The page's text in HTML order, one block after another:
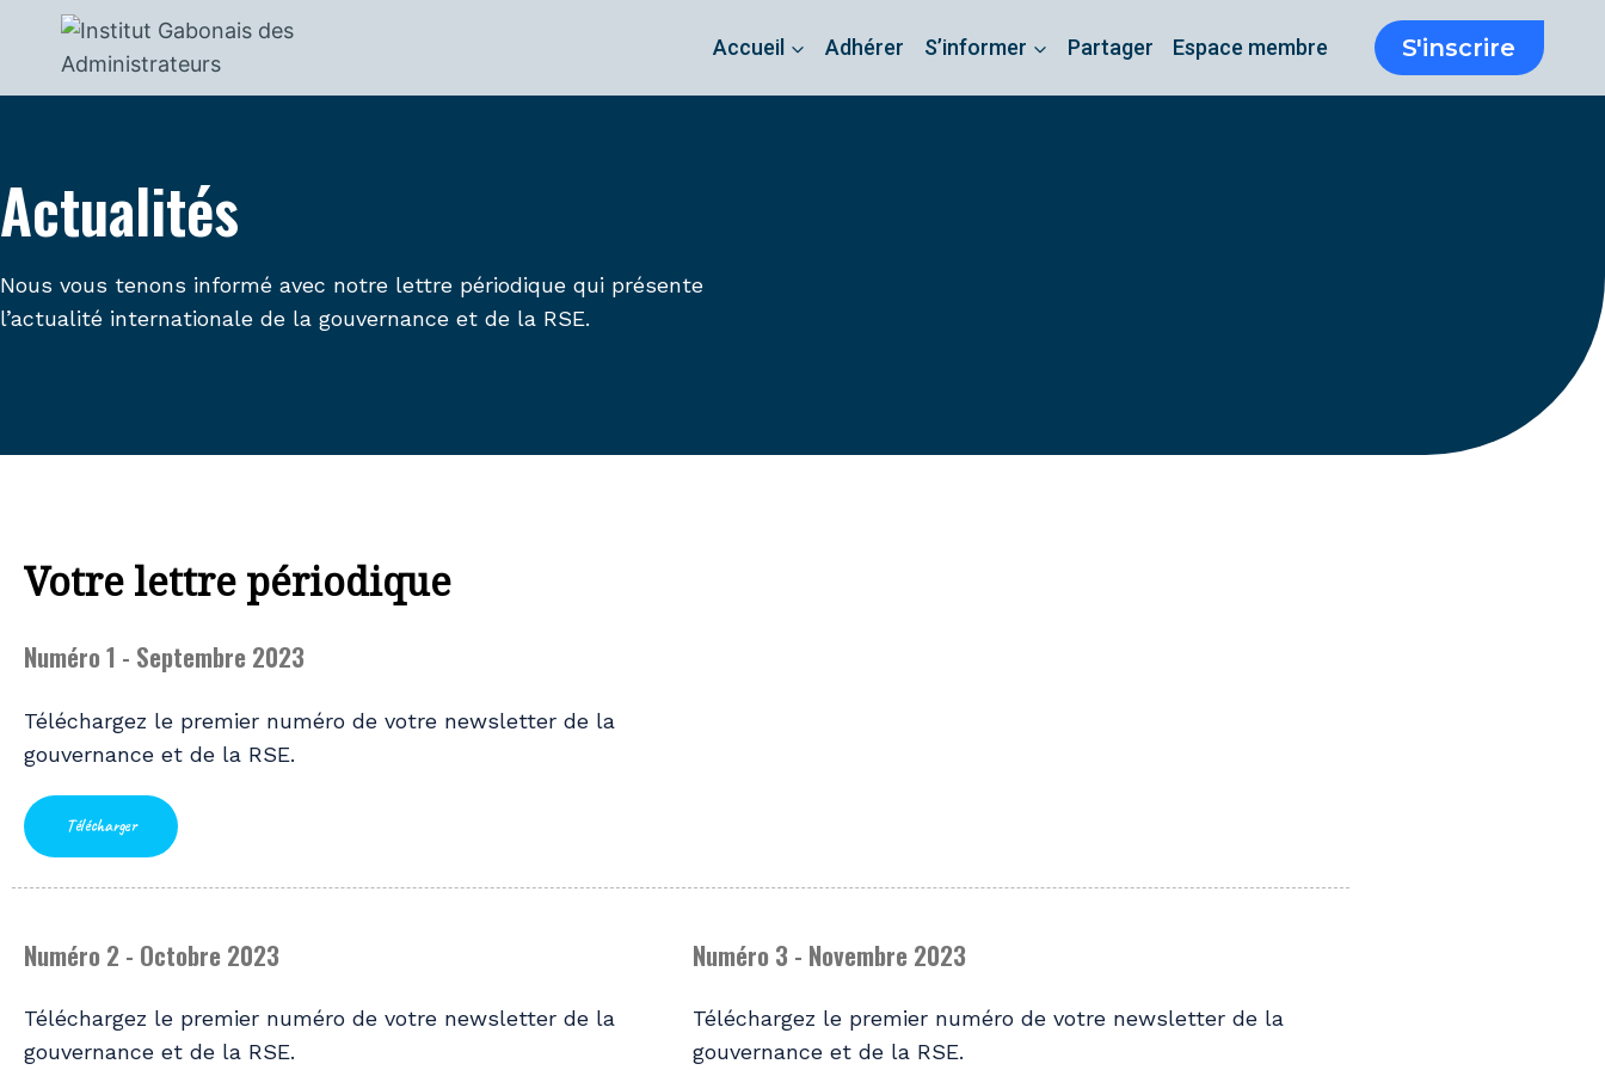
Accueil Adhérer S’informer Partager Espace membre S'inscrire
Actualités
Nous vous tenons informé avec notre lettre périodique qui présente
l’actualité internationale de la gouvernance et de la RSE.
Votre lettre périodique
Numéro 1 - Septembre 2023
Téléchargez le premier numéro de votre newsletter de la
gouvernance et de la RSE.
Télécharger
Numéro 2 - Octobre 2023
Téléchargez le premier numéro de votre newsletter de la
gouvernance et de la RSE.
Numéro 3 - Novembre 2023
Téléchargez le premier numéro de votre newsletter de la
gouvernance et de la RSE.